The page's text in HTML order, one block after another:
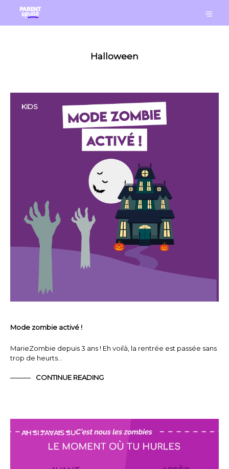
Halloween
KIDS
Mode zombie activé !
MarieZombie depuis 3 ans ! Eh voilà, la rentrée est passée sans
trop de heurts…
CONTINUE READING
AH SI J'AVAIS SU